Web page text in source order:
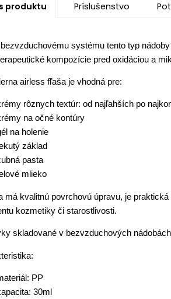
produktu Príslušenstvo
systému tento typ
kompozície pred oxidáciou a
airless fľaša je vhodná pre:
rôznych textúr: od najľahších po
na očné kontúry
na holenie
základ
pasta
mlieko
má kvalitnú povrchovú úpravu, je
kozmetiky či starostlivosti.
skladované v bezvzduchových
PP
30ml